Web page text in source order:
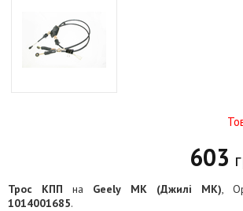
603
Трос КПП на Geely MK (Джилі МК),
1014001685.